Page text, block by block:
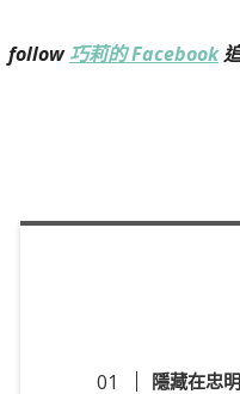
follow巧莉的 Facebook
隱藏在忠